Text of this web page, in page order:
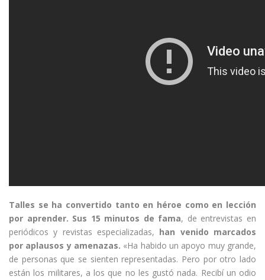
Talles se ha convertido tanto en héroe como en lección
por aprender. Sus 15 minutos de fama, de entrevistas en
periódicos y revistas especializadas, han venido marcados
por aplausos y amenazas. «Ha habido un apoyo muy grande,
de personas que se sienten representadas. Pero por otro lado
están los militares, a los que no les gustó nada. Recibí un odio